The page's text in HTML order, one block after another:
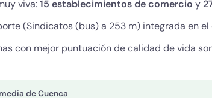
viva:15 establecimientos de comercio y
(Sindicatos (bus) a 253 m) integrada en el
con mejor puntuación de calidad de vida
de Cuenca